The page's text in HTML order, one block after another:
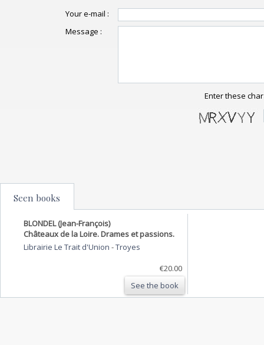
Your e-mail :
Message :
Enter these
Seen books
BLONDEL (Jean-François)
Châteaux de la Loire. Drames et passions.
Librairie Le Trait d'Union -Troyes
€20.00
See the book